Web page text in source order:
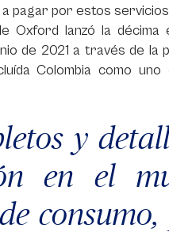
pagar por estos
lanzó la décima
de 2021 a través de la
Colombia como
y
en el
consumo,